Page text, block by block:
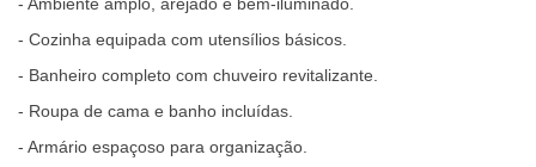
- Cozinha equipada com utensílios básicos.
- Banheiro completo com chuveiro revitalizante.
- Roupa de cama e banho incluídas.
- Armário espaçoso para organização.